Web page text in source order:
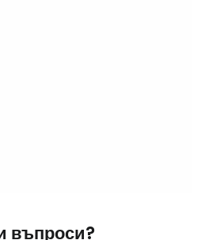
въпроси?